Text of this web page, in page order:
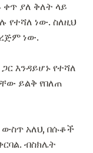
ያለ ቅለት ላይ
ነው. ስለዚህ
ነው.
እንዳይሆኑ የተሻለ
ይልቅ የበለጠ
አለህ, በሱቆች
ብስክሌት